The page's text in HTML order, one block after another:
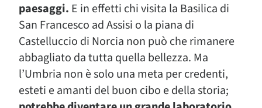
paesaggi. E in effetti chi visita la Basilica di
San Francesco ad Assisi o la piana di
Castelluccio di Norcia non può che rimanere
abbagliato da tutta quella bellezza. Ma
l’Umbria non è solo una meta per credenti,
esteti e amanti del buon cibo e della storia;